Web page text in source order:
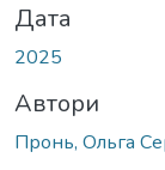
Дата
2025
Автори
Пронь, Ольга